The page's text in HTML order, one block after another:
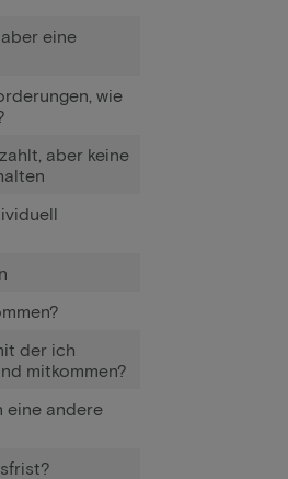
eine
wie
aber keine
der ich
mitkommen?
eine andere